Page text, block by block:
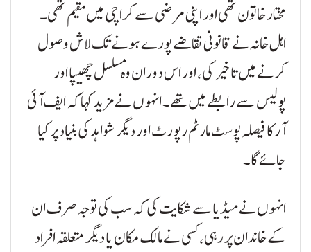
مختار خاتون تھی اور اپنی مرضی سے کراچی میں مقیم تھی۔
اہل خانہ نے قانونی تقاضے پورے ہونے تک لاش وصول
کرنے میں تاخیر کی، اور اس دوران وہ مسلسل چھیپا اور
پولیس سے رابطے میں تھے۔ انہوں نے مزید کہا کہ ایف آئی
آر کا فیصلہ پوسٹ مارٹم رپورٹ اور دیگر شواہد کی بنیاد پر کیا
جائے گا۔
انہوں نے میڈیا سے شکایت کی کہ سب کی توجہ صرف ان
کے خاندان پر رہی، کسی نے مالک مکان یا دیگر متعلقہ افراد